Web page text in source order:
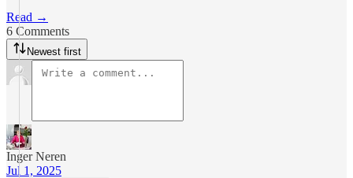
Read →
6 Comments
Newest first
Inger Neren
Jul 1, 2025